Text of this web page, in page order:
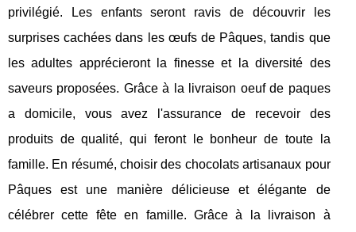
privilégié. Les enfants seront ravis de découvrir les
surprises cachées dans les œufs de Pâques, tandis que
les adultes apprécieront la finesse et la diversité des
saveurs proposées. Grâce à la livraison oeuf de paques
a domicile, vous avez l'assurance de recevoir des
produits de qualité, qui feront le bonheur de toute la
famille. En résumé, choisir des chocolats artisanaux pour
Pâques est une manière délicieuse et élégante de
célébrer cette fête en famille. Grâce à la livraison à